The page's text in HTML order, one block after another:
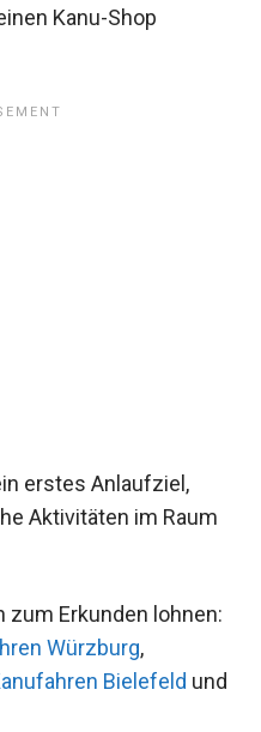
Kanu-Shop
erstes Anlaufziel,
Aktivitäten im Raum
zum Erkunden lohnen:
Würzburg,
Bielefeld und